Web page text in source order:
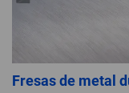
Fresas de metal